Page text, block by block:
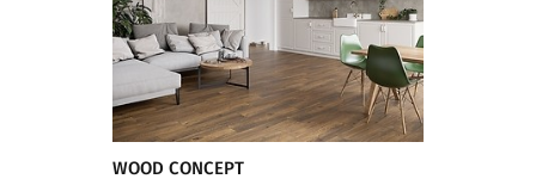
WOOD CONCEPT